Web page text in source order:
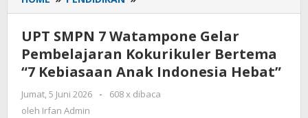
SMPN
Watampone
Gelar
Pembelajaran
Bertema
UPT SMPN 7 Watampone Gelar
Pembelajaran Kokurikuler Bertema
“7 Kebiasaan Anak Indonesia Hebat”
Jumat, 5 Juni 2026
oleh
-
608 x dibaca
oleh Irfan Admin